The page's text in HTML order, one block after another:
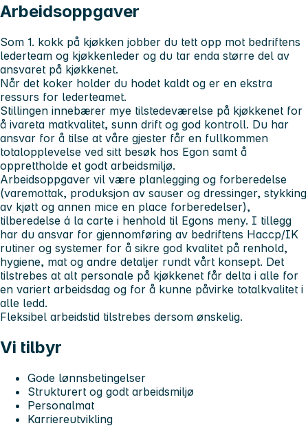
Arbeidsoppgaver
Som 1. kokk på kjøkken jobber du tett opp mot bedriftens
lederteam og kjøkkenleder og du tar enda større del av
ansvaret på kjøkkenet.
Når det koker holder du hodet kaldt og er en ekstra
ressurs for lederteamet.
Stillingen innebærer mye tilstedeværelse på kjøkkenet for
å ivareta matkvalitet, sunn drift og god kontroll. Du har
ansvar for å tilse at våre gjester får en fullkommen
totalopplevelse ved sitt besøk hos Egon samt å
opprettholde et godt arbeidsmiljø.
Arbeidsoppgaver vil være planlegging og forberedelse
(varemottak, produksjon av sauser og dressinger, stykking
av kjøtt og annen mice en place forberedelser),
tilberedelse á la carte i henhold til Egons meny. I tillegg
har du ansvar for gjennomføring av bedriftens Haccp/IK
rutiner og systemer for å sikre god kvalitet på renhold,
hygiene, mat og andre detaljer rundt vårt konsept. Det
tilstrebes at alt personale på kjøkkenet får delta i alle for
en variert arbeidsdag og for å kunne påvirke totalkvalitet i
alle ledd.
Fleksibel arbeidstid tilstrebes dersom ønskelig.
Vi tilbyr
Gode lønnsbetingelser
Strukturert og godt arbeidsmiljø
Personalmat
Karriereutvikling